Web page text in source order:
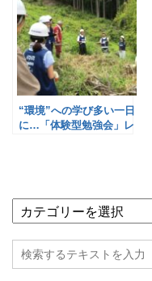
“環境”への学び多い一日
に…「体験型勉強会」レ